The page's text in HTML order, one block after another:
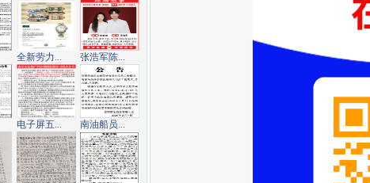
全新劳力... 张浩军陈...
电子屏五... 南油船员...